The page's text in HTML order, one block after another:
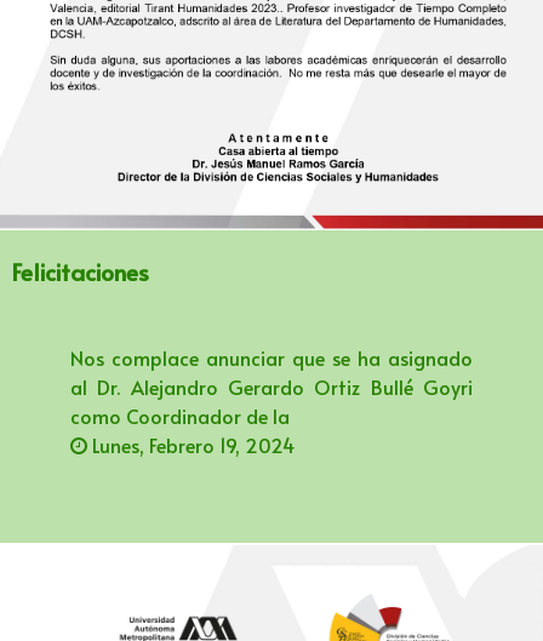
Felicitaciones
Nos complace anunciar que se ha asignado
al Dr. Alejandro Gerardo Ortiz Bullé Goyri
como Coordinador de la
Lunes, Febrero 19, 2024